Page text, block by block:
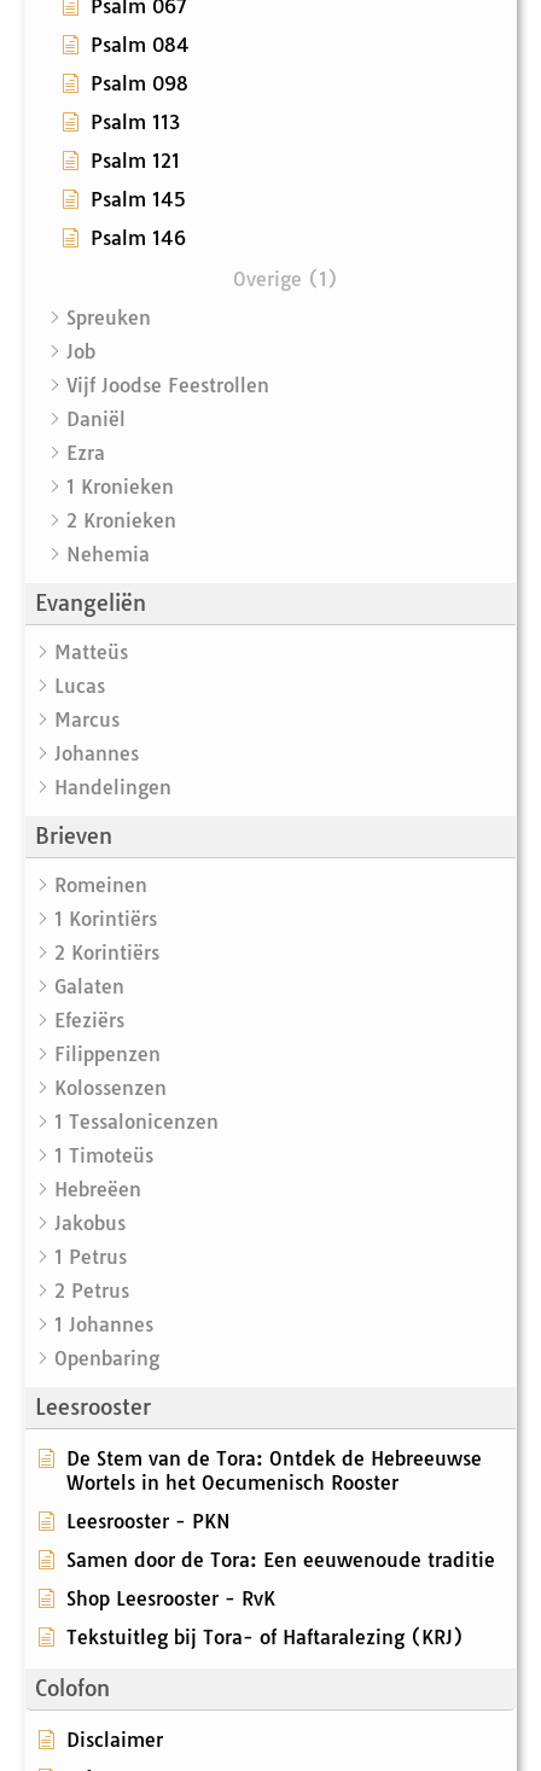
Psalm 067
Psalm 084
Psalm 098
Psalm 113
Psalm 121
Psalm 145
Psalm 146
Overige (1)
Spreuken
Job
Vijf Joodse Feestrollen
Daniël
Ezra
1 Kronieken
2 Kronieken
Nehemia
Evangeliën
Matteüs
Lucas
Marcus
Johannes
Handelingen
Brieven
Romeinen
1 Korintiërs
2 Korintiërs
Galaten
Efeziërs
Filippenzen
Kolossenzen
1 Tessalonicenzen
1 Timoteüs
Hebreëen
Jakobus
1 Petrus
2 Petrus
1 Johannes
Openbaring
Leesrooster
De Stem van de Tora: Ontdek de Hebreeuwse
Wortels in het Oecumenisch Rooster
Leesrooster - PKN
Samen door de Tora: Een eeuwenoude traditie
Shop Leesrooster - RvK
Tekstuitleg bij Tora- of Haftaralezing (KRJ)
Colofon
Disclaimer